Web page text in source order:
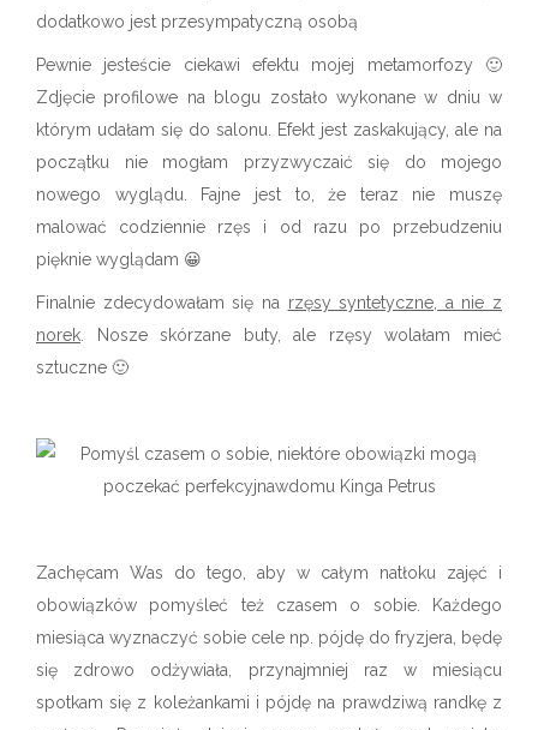
dodatkowo jest przesympatyczną osobą
Pewnie jesteście ciekawi efektu mojej metamorfozy 🙂
Zdjęcie profilowe na blogu zostało wykonane w dniu w
którym udałam się do salonu. Efekt jest zaskakujący, ale na
początku nie mogłam przyzwyczaić się do mojego
nowego wyglądu. Fajne jest to, że teraz nie muszę
malować codziennie rzęs i od razu po przebudzeniu
pięknie wyglądam 😀
Finalnie zdecydowałam się na rzęsy syntetyczne, a nie z
norek . Nosze skórzane buty, ale rzęsy wolałam mieć
sztuczne 🙂
Zachęcam Was do tego, aby w całym natłoku zajęć i
obowiązków pomyśleć też czasem o sobie. Każdego
miesiąca wyznaczyć sobie cele np. pójdę do fryzjera, będę
się zdrowo odżywiała, przynajmniej raz w miesiącu
spotkam się z koleżankami i pójdę na prawdziwą randkę z